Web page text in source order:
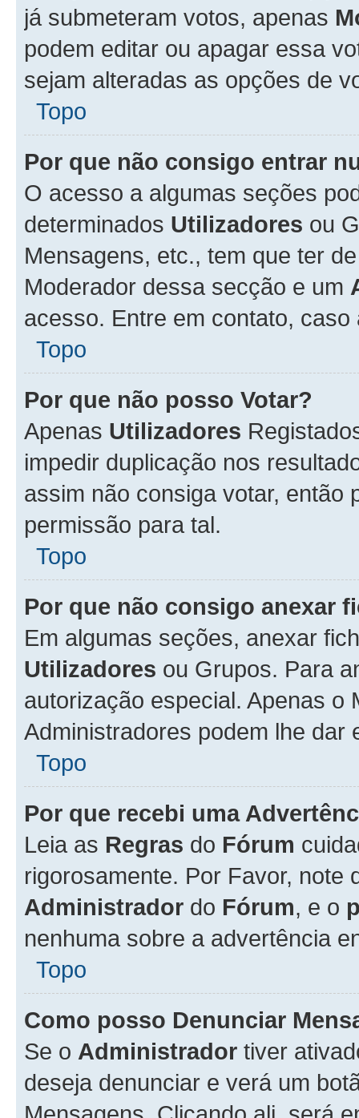
já submeteram votos, apenas
podem editar ou apagar essa
sejam alteradas as opções de
Topo
Por que não consigo entrar
O acesso a algumas seções
determinados Utilizadores ou
Mensagens, etc., tem que ter
Moderador dessa secção e um
acesso. Entre em contato,
Topo
Por que não posso Votar?
Apenas Utilizadores
impedir duplicação nos
assim não consiga votar, então
permissão para tal.
Topo
Por que não consigo anexar
Em algumas seções, anexar
Utilizadores ou Grupos. Para
autorização especial. Apenas o
Administradores podem lhe
Topo
Por que recebi uma
Leia as Regras do Fórum
rigorosamente. Por Favor, note
Administrador do Fórum, e o
nenhuma sobre a advertência
Topo
Como posso Denunciar
Se o Administrador tiver
deseja denunciar e verá um